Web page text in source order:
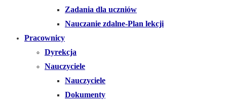
Zadania dla uczniów
Nauczanie zdalne-Plan lekcji
Pracownicy
Dyrekcja
Nauczyciele
Nauczyciele
Dokumenty